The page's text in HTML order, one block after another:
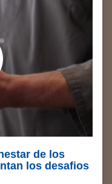
de los
los desafios